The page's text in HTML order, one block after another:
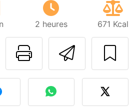
2 heures 671 Kcal
Imprimer
Poser une
photo de